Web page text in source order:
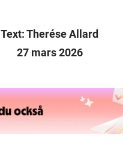
Text: Therése Allard
27 mars 2026